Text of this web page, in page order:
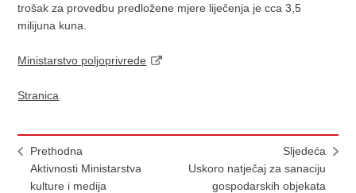
trošak za provedbu predložene mjere liječenja je cca 3,5
milijuna kuna.
Ministarstvo poljoprivrede
Stranica
Prethodna
Aktivnosti Ministarstva
kulture i medija
Sljedeća
Uskoro natječaj za sanaciju
gospodarskih objekata